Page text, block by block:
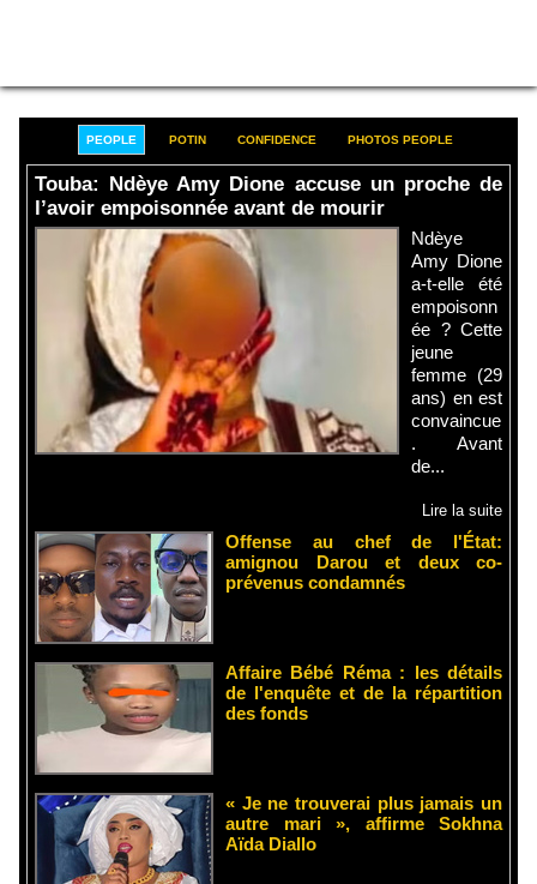
PEOPLE POTIN CONFIDENCE PHOTOS PEOPLE
Touba: Ndèye Amy Dione accuse un proche de
l’avoir empoisonnée avant de mourir
Ndèye
Amy Dione
a-t-elle été
empoisonn
ée ? Cette
jeune
femme (29
ans) en est
convaincue
. Avant
de...
Lire la suite
Offense au chef de l'État:
amignou Darou et deux co-
prévenus condamnés
Affaire Bébé Réma : les détails
de l'enquête et de la répartition
des fonds
« Je ne trouverai plus jamais un
autre mari », affirme Sokhna
Aïda Diallo